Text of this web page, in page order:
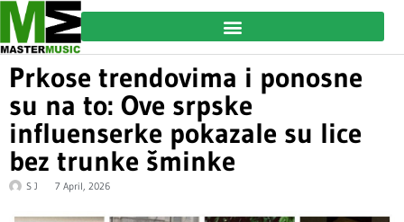
Prkose trendovima i ponosne
su na to: Ove srpske
influenserke pokazale su lice
bez trunke šminke
S J 7 April, 2026